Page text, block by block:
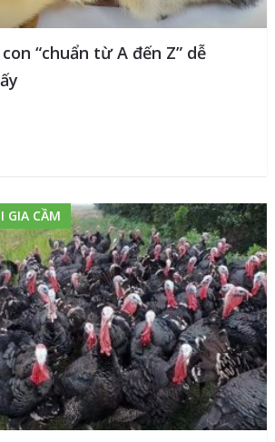
“chuẩn từ A đến Z” dễ
GIA CẦM